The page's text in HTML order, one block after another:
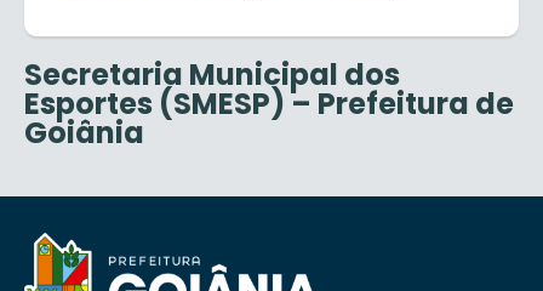
Secretaria Municipal dos
Esportes (SMESP) – Prefeitura de
Goiânia